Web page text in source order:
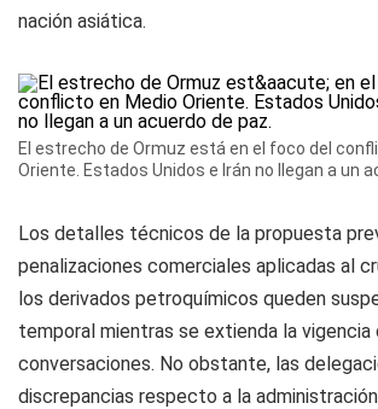
nación asiática.
El estrecho de Ormuz está en el foco del
Oriente. Estados Unidos e Irán no llegan a un
Los detalles técnicos de la propuesta
penalizaciones comerciales aplicadas al
los derivados petroquímicos queden
temporal mientras se extienda la vigencia
conversaciones. No obstante, las
discrepancias respecto a la